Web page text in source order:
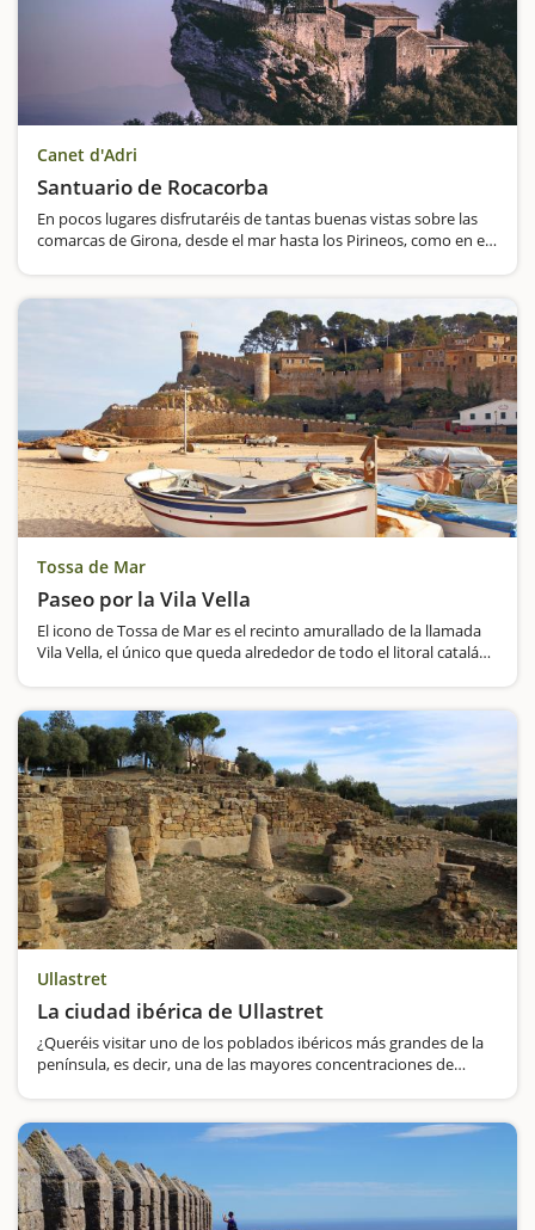
Canet d'Adri
Santuario de Rocacorba
En pocos lugares disfrutaréis de tantas buenas vistas sobre las
comarcas de Girona, desde el mar hasta los Pirineos, como en el
XVIII…
Tossa de Mar
Paseo por la Vila Vella
El icono de Tossa de Mar es el recinto amurallado de la llamada
Vila Vella, el único que queda alrededor de todo el litoral catalán,
Ullastret
La ciudad ibérica de Ullastret
¿Queréis visitar uno de los poblados ibéricos más grandes de la
península, es decir, una de las mayores concentraciones de